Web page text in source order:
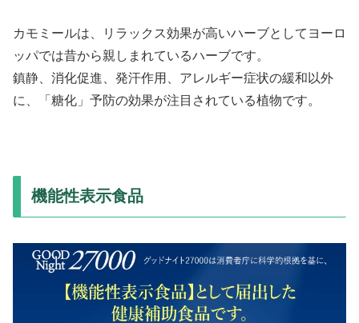
カモミールは、リラックス効果が高いハーブとしてヨーロ
ッパでは昔から親しまれているハーブです。
鎮静、消化促進、発汗作用、アレルギー症状の緩和以外
に、「糖化」予防の効果が注目されている植物です。
機能性表示食品